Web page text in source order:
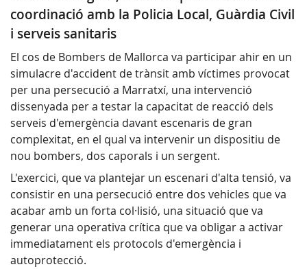
coordinació amb la Policia Local, Guàrdia Civil
i serveis sanitaris
El cos de Bombers de Mallorca va participar ahir en un
simulacre d'accident de trànsit amb víctimes provocat
per una persecució a Marratxí, una intervenció
dissenyada per a testar la capacitat de reacció dels
serveis d'emergència davant escenaris de gran
complexitat, en el qual va intervenir un dispositiu de
nou bombers, dos caporals i un sergent.
L'exercici, que va plantejar un escenari d'alta tensió, va
consistir en una persecució entre dos vehicles que va
acabar amb un forta col·lisió, una situació que va
generar una operativa crítica que va obligar a activar
immediatament els protocols d'emergència i
autoprotecció.